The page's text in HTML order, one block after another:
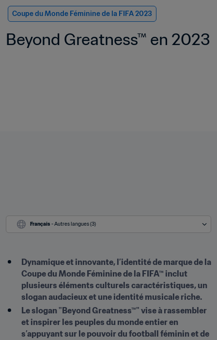
Coupe du Monde Féminine de la FIFA 2023
Beyond Greatness™ en 2023
Français - Autres langues (3)
Dynamique et innovante, l’identité de marque de la
Coupe du Monde Féminine de la FIFA™ inclut
plusieurs éléments culturels caractéristiques, un
slogan audacieux et une identité musicale riche.
Le slogan "Beyond Greatness™" vise à rassembler
et inspirer les peuples du monde entier en
s’appuyant sur le pouvoir du football féminin et de